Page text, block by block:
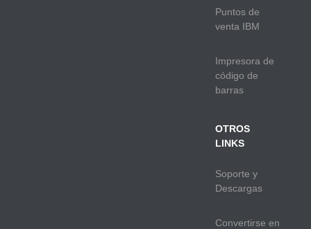
Puntos de
venta IBM
Impresora de
código de
barras
OTROS
LINKS
Soporte y
Descargas
Convertirse en